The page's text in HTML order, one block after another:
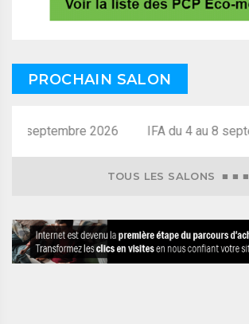
PROCHAIN SALON
septembre 2026
TOUS LES SALONS ■ ■ ■